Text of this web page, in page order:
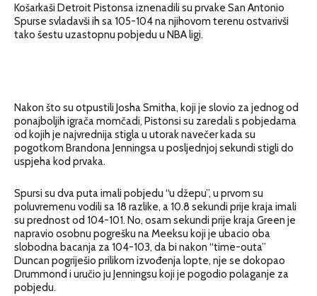
Košarkaši Detroit Pistonsa iznenadili su prvake San Antonio
Spurse svladavši ih sa 105-104 na njihovom terenu ostvarivši
tako šestu uzastopnu pobjedu u NBA ligi.
Nakon što su otpustili Josha Smitha, koji je slovio za jednog od
ponajboljih igrača momčadi, Pistonsi su zaredali s pobjedama
od kojih je najvrednija stigla u utorak navečer kada su
pogotkom Brandona Jenningsa u posljednjoj sekundi stigli do
uspjeha kod prvaka.
Spursi su dva puta imali pobjedu “u džepu”, u prvom su
poluvremenu vodili sa 18 razlike, a 10.8 sekundi prije kraja imali
su prednost od 104-101. No, osam sekundi prije kraja Green je
napravio osobnu pogrešku na Meeksu koji je ubacio oba
slobodna bacanja za 104-103, da bi nakon “time-outa”
Duncan pogriješio prilikom izvođenja lopte, nje se dokopao
Drummond i uručio ju Jenningsu koji je pogodio polaganje za
pobjedu.